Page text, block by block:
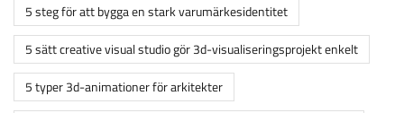
5 steg för att bygga en stark varumärkesidentitet
5 sätt creative visual studio gör 3d-visualiseringsprojekt enkelt
5 typer 3d-animationer för arkitekter